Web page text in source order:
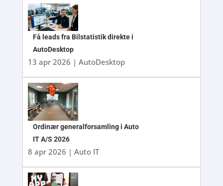
Få leads fra Bilstatistik direkte i
AutoDesktop
13 apr 2026 | AutoDesktop
Ordinær generalforsamling i Auto
IT A/S 2026
8 apr 2026 | Auto IT